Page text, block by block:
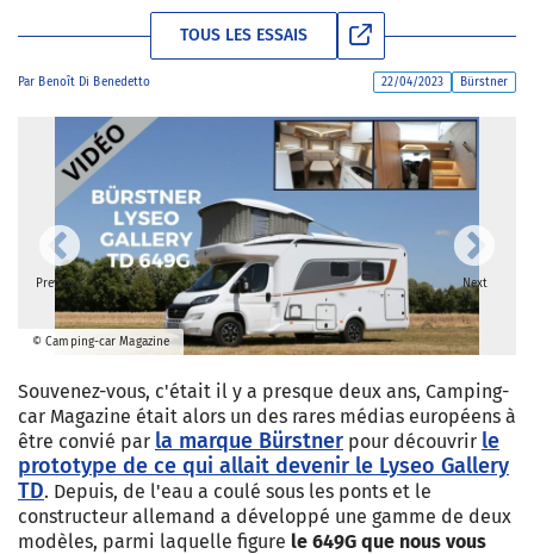
TOUS LES ESSAIS
Par Benoît Di Benedetto 22/04/2023 Bürstner
Previous
© Camping-car Magazine
Next
Souvenez-vous, c'était il y a presque deux ans, Camping-
car Magazine était alors un des rares médias européens à
être convié par la marque Bürstner pour découvrir le
prototype de ce qui allait devenir le Lyseo Gallery
TD. Depuis, de l'eau a coulé sous les ponts et le
constructeur allemand a développé une gamme de deux
modèles, parmi laquelle figure le 649G que nous vous